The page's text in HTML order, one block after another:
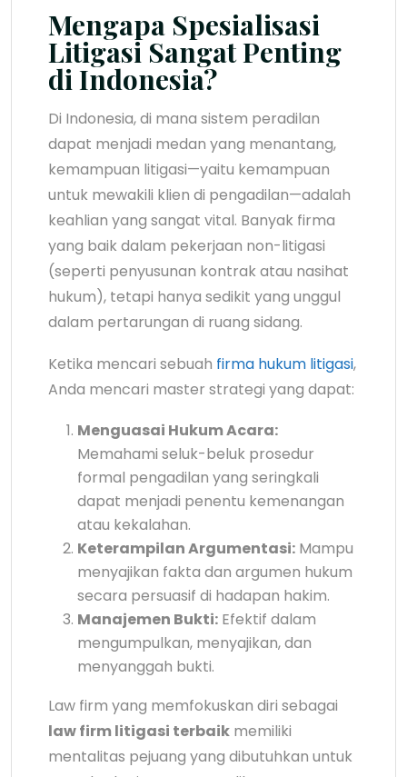
Mengapa Spesialisasi
Litigasi Sangat Penting
di Indonesia?
Di Indonesia, di mana sistem peradilan
dapat menjadi medan yang menantang,
kemampuan litigasi—yaitu kemampuan
untuk mewakili klien di pengadilan—adalah
keahlian yang sangat vital. Banyak firma
yang baik dalam pekerjaan non-litigasi
(seperti penyusunan kontrak atau nasihat
hukum), tetapi hanya sedikit yang unggul
dalam pertarungan di ruang sidang.
Ketika mencari sebuah firma hukum litigasi,
Anda mencari master strategi yang dapat:
Menguasai Hukum Acara:
Memahami seluk-beluk prosedur
formal pengadilan yang seringkali
dapat menjadi penentu kemenangan
atau kekalahan.
Keterampilan Argumentasi: Mampu
menyajikan fakta dan argumen hukum
secara persuasif di hadapan hakim.
Manajemen Bukti: Efektif dalam
mengumpulkan, menyajikan, dan
menyanggah bukti.
Law firm yang memfokuskan diri sebagai
law firm litigasi terbaik memiliki
mentalitas pejuang yang dibutuhkan untuk